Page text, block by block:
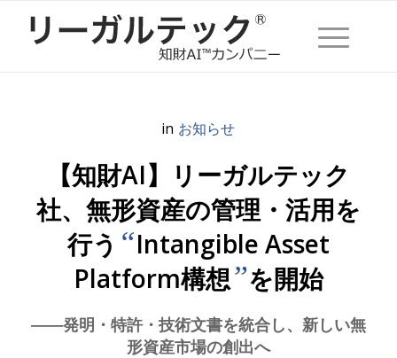
in お知らせ
【知財AI】リーガルテック
社、無形資産の管理・活用を
行う “Intangible Asset
Platform構想”を開始
――発明・特許・技術文書を統合し、新しい無
形資産市場の創出へ